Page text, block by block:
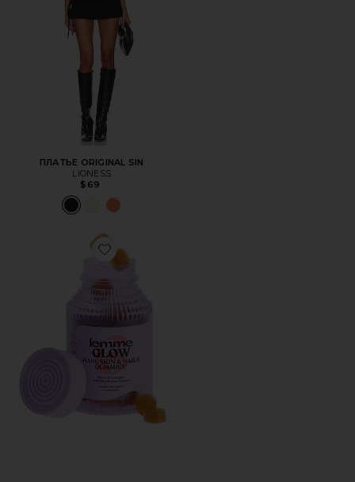
ПЛАТЬЕ ORIGINAL SIN
LIONESS
$69
Favorite ЖЕВАТЕЛЬНЫЕ ВИТАМИНЫ ДЛЯ ВОЛОС,